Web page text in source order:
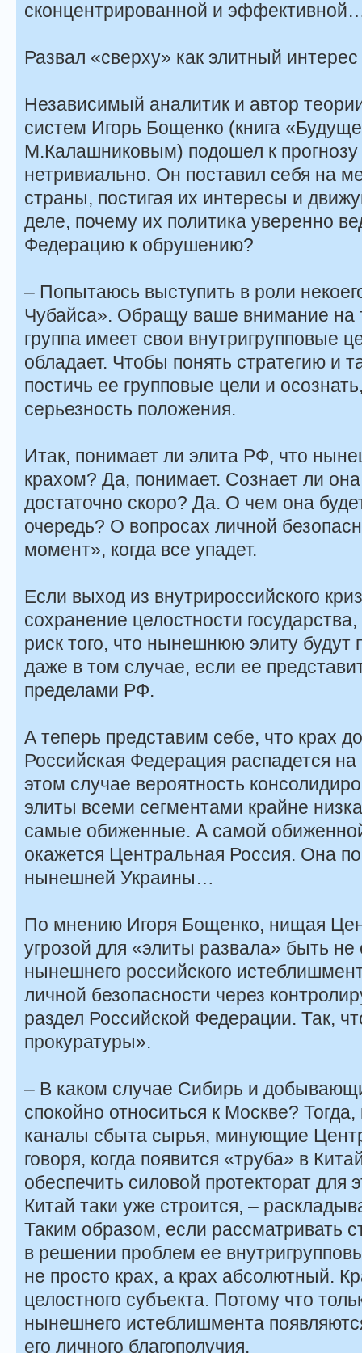
сконцентрированной и
Развал «сверху» как элитный интерес
Независимый аналитик и автор
систем Игорь Бощенко (книга
М.Калашниковым) подошел к
нетривиально. Он поставил себя на
страны, постигая их интересы и
деле, почему их политика уверенно
Федерацию к обрушению?
– Попытаюсь выступить в роли
Чубайса». Обращу ваше внимание на
группа имеет свои внутригрупповые
обладает. Чтобы понять стратегию и
постичь ее групповые цели и
серьезность положения.
Итак, понимает ли элита РФ, что
крахом? Да, понимает. Сознает ли
достаточно скоро? Да. О чем она
очередь? О вопросах личной
момент», когда все упадет.
Если выход из внутрироссийского
сохранение целостности
риск того, что нынешнюю элиту будут
даже в том случае, если ее
пределами РФ.
А теперь представим себе, что крах
Российская Федерация распадется на
этом случае вероятность
элиты всеми сегментами крайне
самые обиженные. А самой
окажется Центральная Россия. Она
нынешней Украины…
По мнению Игоря Бощенко, нищая
угрозой для «элиты развала» быть
нынешнего российского
личной безопасности через
раздел Российской Федерации. Так,
прокуратуры».
– В каком случае Сибирь и
спокойно относиться к Москве?
каналы сбыта сырья, минующие
говоря, когда появится «труба» в
обеспечить силовой протекторат для
Китай таки уже строится, –
Таким образом, если рассматривать
в решении проблем ее
не просто крах, а крах абсолютный.
целостного субъекта. Потому что
нынешнего истеблишмента
его личного благополучия.